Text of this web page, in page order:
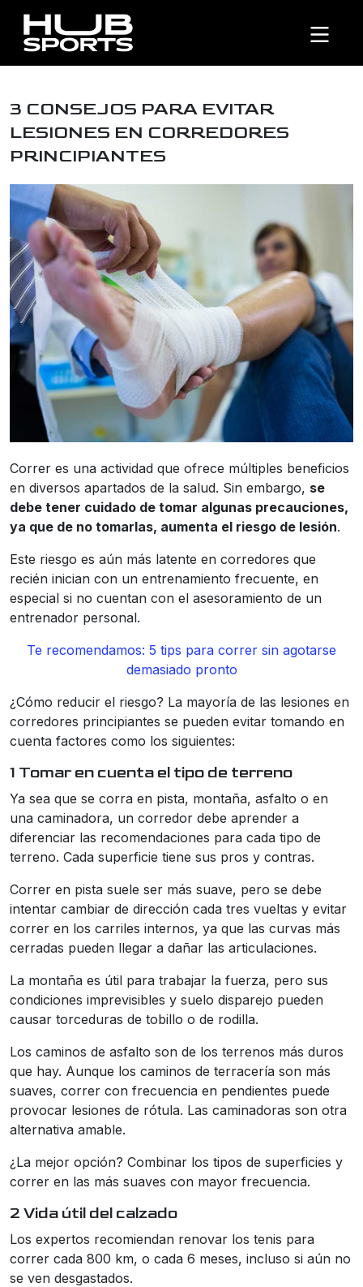
3 CONSEJOS PARA EVITAR
LESIONES EN CORREDORES
PRINCIPIANTES
Correr es una actividad que ofrece múltiples beneficios
en diversos apartados de la salud. Sin embargo, se
debe tener cuidado de tomar algunas precauciones,
ya que de no tomarlas, aumenta el riesgo de lesión.
Este riesgo es aún más latente en corredores que
recién inician con un entrenamiento frecuente, en
especial si no cuentan con el asesoramiento de un
entrenador personal.
Te recomendamos: 5 tips para correr sin agotarse
demasiado pronto
¿Cómo reducir el riesgo? La mayoría de las lesiones en
corredores principiantes se pueden evitar tomando en
cuenta factores como los siguientes:
1 Tomar en cuenta el tipo de terreno
Ya sea que se corra en pista, montaña, asfalto o en
una caminadora, un corredor debe aprender a
diferenciar las recomendaciones para cada tipo de
terreno. Cada superficie tiene sus pros y contras.
Correr en pista suele ser más suave, pero se debe
intentar cambiar de dirección cada tres vueltas y evitar
correr en los carriles internos, ya que las curvas más
cerradas pueden llegar a dañar las articulaciones.
La montaña es útil para trabajar la fuerza, pero sus
condiciones imprevisibles y suelo disparejo pueden
causar torceduras de tobillo o de rodilla.
Los caminos de asfalto son de los terrenos más duros
que hay. Aunque los caminos de terracería son más
suaves, correr con frecuencia en pendientes puede
provocar lesiones de rótula. Las caminadoras son otra
alternativa amable.
¿La mejor opción? Combinar los tipos de superficies y
correr en las más suaves con mayor frecuencia.
2 Vida útil del calzado
Los expertos recomiendan renovar los tenis para
correr cada 800 km, o cada 6 meses, incluso si aún no
se ven desgastados.